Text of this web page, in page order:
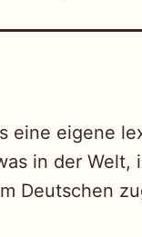
eine eigene
in der Welt,
Deutschen